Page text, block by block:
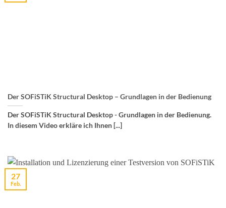
Der SOFiSTiK Structural Desktop – Grundlagen in der Bedienung
Der SOFiSTiK Structural Desktop - Grundlagen in der Bedienung.
In diesem Video erkläre ich Ihnen [...]
27
Feb.